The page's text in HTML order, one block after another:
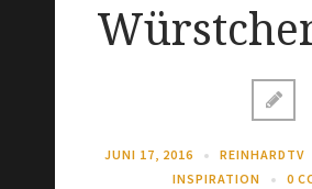
JUNI 17, 2016 REINHARDTV
INSPIRATION
0